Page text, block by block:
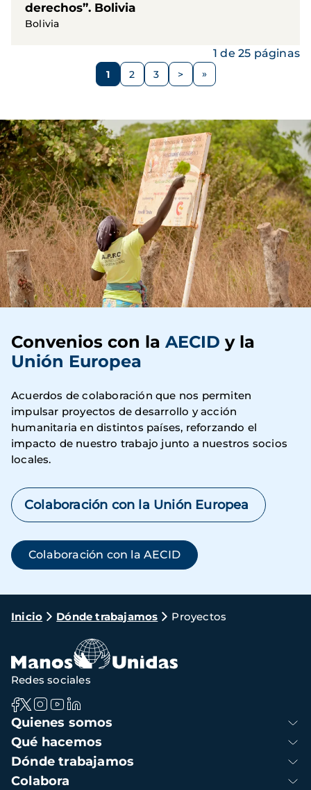
derechos”. Bolivia
Bolivia
Página
1 Página
2 Página
3
Siguiente
>
1 de 25 páginas
Convenios con la AECID y la
Unión Europea
Acuerdos de colaboración que nos permiten
impulsar proyectos de desarrollo y acción
humanitaria en distintos países, reforzando el
impacto de nuestro trabajo junto a nuestros socios
locales.
Colaboración con la Unión Europea
Colaboración con la AECID
Ruta
navegación
Inicio Dónde trabajamos Proyectos
Navegación
principal
Quienes somos
Qué hacemos
Dónde trabajamos
Colabora
Redes sociales